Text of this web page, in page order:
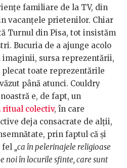
familiare de la TV, din
vacanțele prietenilor. Chiar
Turnul din Pisa, tot insistăm
Bucuria de a ajunge acolo
imaginii, sursa reprezentării,
toate reprezentările
până atunci. Couldry
e, de fapt, un
ritual colectiv, în care
deja consacrate de alții,
prin faptul că și
fel „ca în pelerinajele religioase
noi în locurile sfinte, care sunt